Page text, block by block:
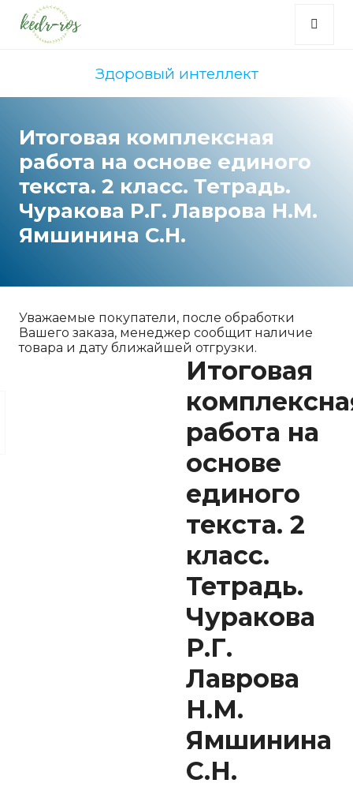
Здоровый интеллект
Итоговая комплексная
работа на основе единого
текста. 2 класс. Тетрадь.
Чуракова Р.Г. Лаврова Н.М.
Ямшинина С.Н.
Уважаемые покупатели, после обработки
Вашего заказа, менеджер сообщит наличие
товара и дату ближайшей отгрузки.
Итоговая
работа на
основе
единого
текста. 2
класс.
Тетрадь.
Чуракова
Р.Г.
Лаврова
Н.М.
Ямшинина
С.Н.